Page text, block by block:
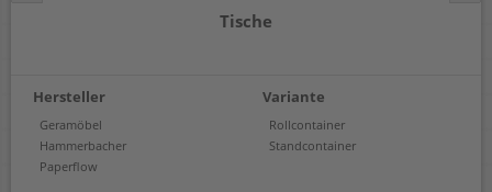
Tische
Hersteller
Geramöbel
Hammerbacher
Paperflow
Variante
Rollcontainer
Standcontainer